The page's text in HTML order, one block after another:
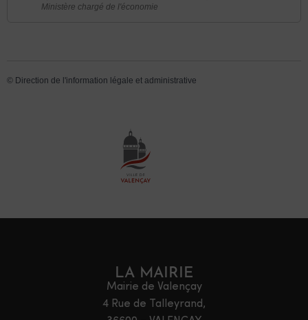
Ministère chargé de l'économie
© Direction de l'information légale et administrative
LA MAIRIE
Mairie de Valençay
4 Rue de Talleyrand,